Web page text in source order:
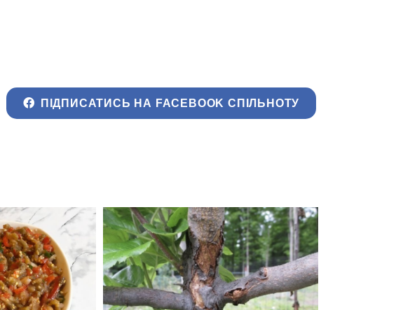
ПІДПИСАТИСЬ НА FACEBOOK СПІЛЬНОТУ